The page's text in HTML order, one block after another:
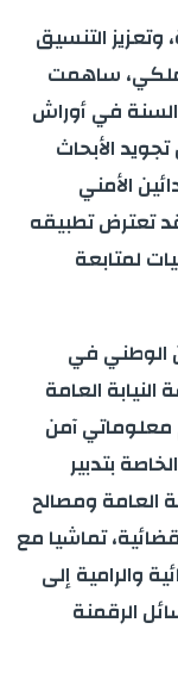
وتعزيز التنسيق
ساهمت
السنة في أوراش
الأبحاث
الأمني
تعترض تطبيقه
لمتابعة
الوطني في
العامة
آمن
بتدبير
العامة ومصالح
تماشيا مع
والرامية إلى
الرقمنة